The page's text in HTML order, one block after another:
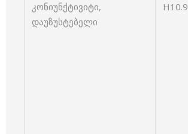
კონიუნქტივიტი,
დაუზუსტებელი
H10.9